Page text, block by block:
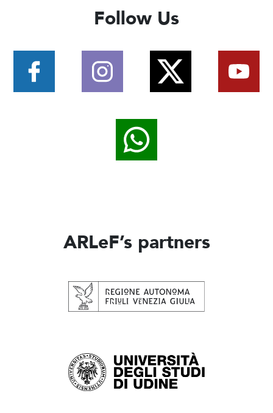
Follow Us
ARLeF’s partners